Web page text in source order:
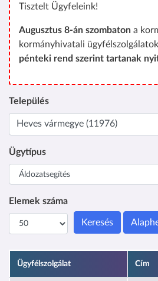
Tisztelt Ügyfeleink!
Augusztus 8-án szombaton a
kormányhivatali ügyfélszolgálatok
pénteki rend szerint tartanak
Település
Ügytípus
Elemek száma
Keresés
Ügyfélszolgálat Cím